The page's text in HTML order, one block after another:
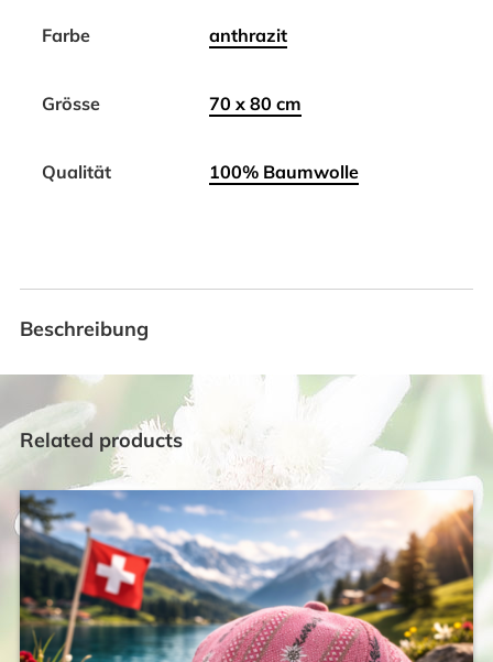
Farbe anthrazit
Grösse 70 x 80 cm
Qualität 100% Baumwolle
Beschreibung
Related products